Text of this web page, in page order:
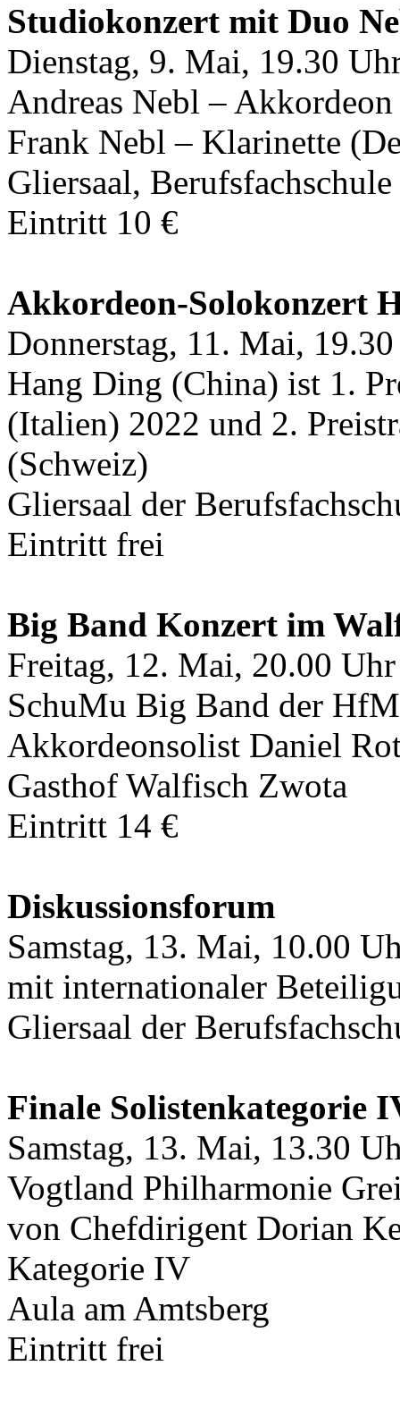
Studiokonzert mit Duo
Dienstag, 9. Mai, 19.30
Andreas Nebl –
Frank Nebl – Klarinette
Gliersaal,
Eintritt 10 €
Akkordeon-Solokonzert
Donnerstag, 11. Mai,
Hang Ding (China) ist 1.
(Italien) 2022 und 2.
(Schweiz)
Gliersaal der
Eintritt frei
Big Band Konzert im
Freitag, 12. Mai, 20.00 Uhr
SchuMu Big Band der
Akkordeonsolist Daniel
Gasthof Walfisch Zwota
Eintritt 14 €
Diskussionsforum
Samstag, 13. Mai, 10.00
mit internationaler
Gliersaal der
Finale Solistenkategorie
Samstag, 13. Mai, 13.30
Vogtland Philharmonie
von Chefdirigent Dorian
Kategorie IV
Aula am Amtsberg
Eintritt frei